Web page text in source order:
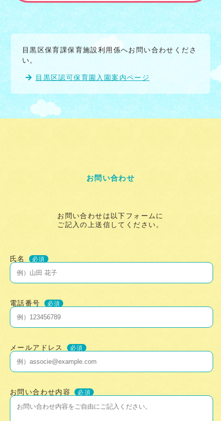
目黒区保育課保育施設利用係へお問い合わせくださ
い。
目黒区認可保育園入園案内ページ
お問い合わせ
お問い合わせは以下フォームに
ご記入の上送信してください。
氏名 必須
電話番号 必須
メールアドレス 必須
お問い合わせ内容 必須